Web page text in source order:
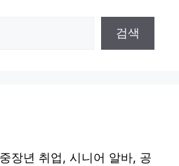
검색
장년 취업, 시니어 알바, 공